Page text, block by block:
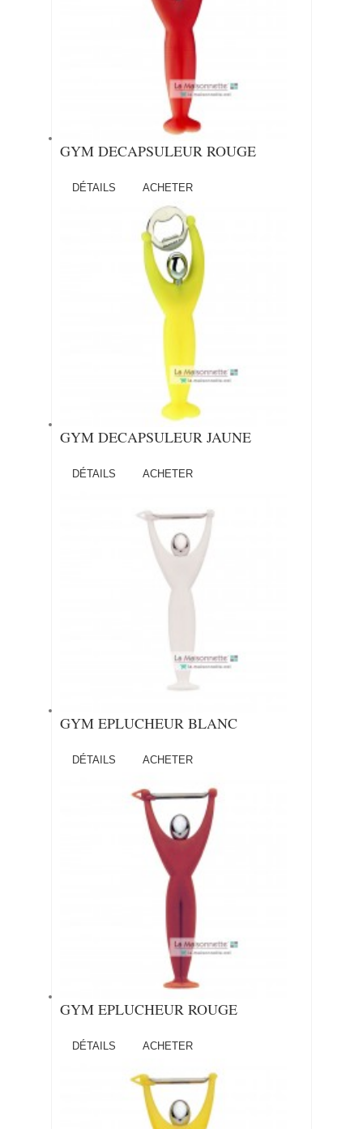
GYM DECAPSULEUR ROUGE
DÉTAILS ACHETER
GYM DECAPSULEUR JAUNE
DÉTAILS ACHETER
GYM EPLUCHEUR BLANC
DÉTAILS ACHETER
GYM EPLUCHEUR ROUGE
DÉTAILS ACHETER